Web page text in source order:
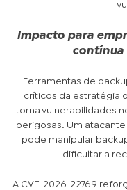
Impacto para
contínua
Ferramentas de
críticos da estratégia
torna vulnerabilidades
perigosas. Um
pode manipular
dificultar a
A CVE-2026-22769